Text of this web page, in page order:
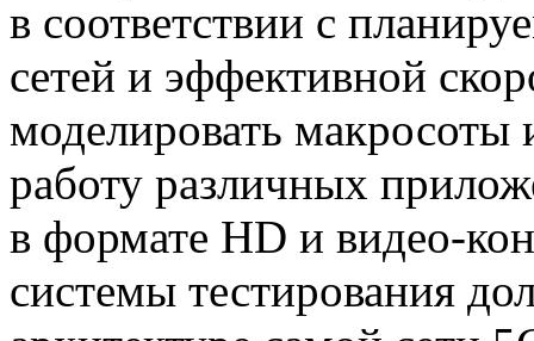
в соответствии с
сетей и эффективной
моделировать
работу различных
в формате HD и видео-
системы тестирования